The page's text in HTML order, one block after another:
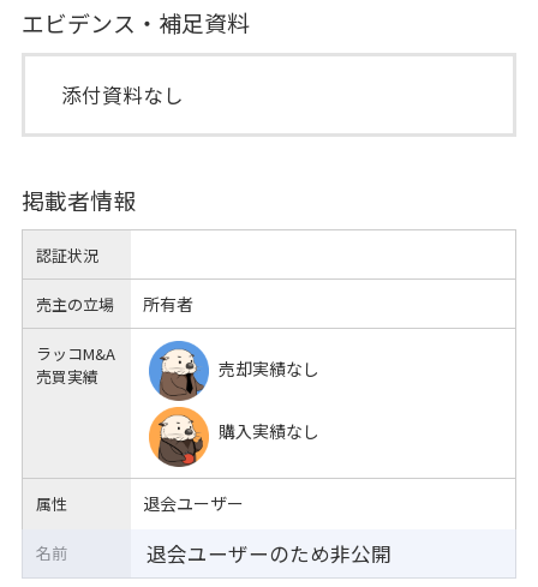
エビデンス・補足資料
添付資料なし
掲載者情報
認証状況
売主の立場 所有者
ラッコM&A
売買実績
売却実績なし
購入実績なし
属性 退会ユーザー
退会ユーザーのため非公開
名前